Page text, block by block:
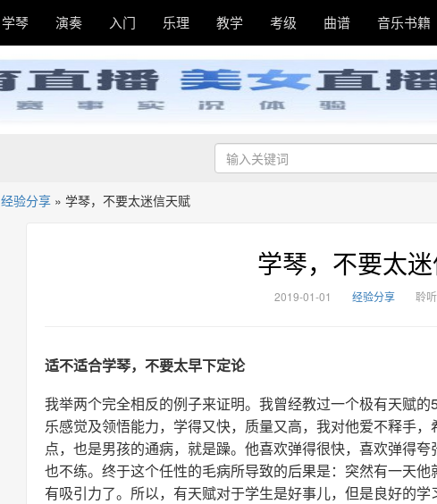
学琴 演奏 入门 乐理 教学 考级 曲谱 音乐书籍
经验分享 » 学琴，不要太迷信天赋
学琴，不要太
2019-01-01 经验分享 聆听
适不适合学琴，不要太早下定论
我举两个完全相反的例子来证明。我曾经教过一个极有天赋
乐感觉及领悟能力，学得又快，质量又高，我对他爱不释手
点，也是男孩的通病，就是躁。他喜欢弹得很快，喜欢弹得
也不练。终于这个任性的毛病所导致的后果是：突然有一天
有吸引力了。所以，有天赋对于学生是好事儿，但是良好的